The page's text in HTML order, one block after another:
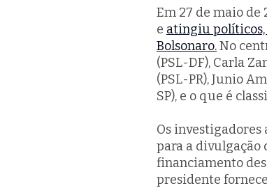
Em 27 de maio de
e atingiu políticos,
Bolsonaro.No
(PSL-DF), Carla
(PSL-PR), Junio
SP), e o que é
Os
para a divulgação
financiamento
presidente